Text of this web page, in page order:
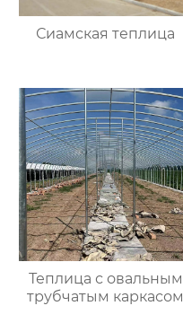
Сиамская теплица
Теплица с овальным
трубчатым каркасом